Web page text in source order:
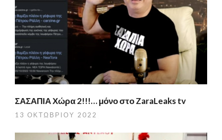
ΣΑΣΑΠΙΑ Χώρα 2!!!… μόνο στο ZaraLeaks tv
13 ΟΚΤΩΒΡΊΟΥ 2022